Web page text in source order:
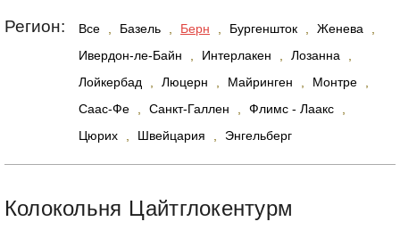
Регион: Все Базель Берн Бургеншток Женева
Ивердон-ле-Байн
Интерлакен Лозанна
Лойкербад
Люцерн Майринген Монтре
Саас-Фе
Санкт-Галлен Флимс - Лаакс
Цюрих
Швейцария Энгельберг
Колокольня Цайтглокентурм